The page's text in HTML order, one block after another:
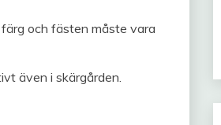
och fästen måste vara
även i skärgården.